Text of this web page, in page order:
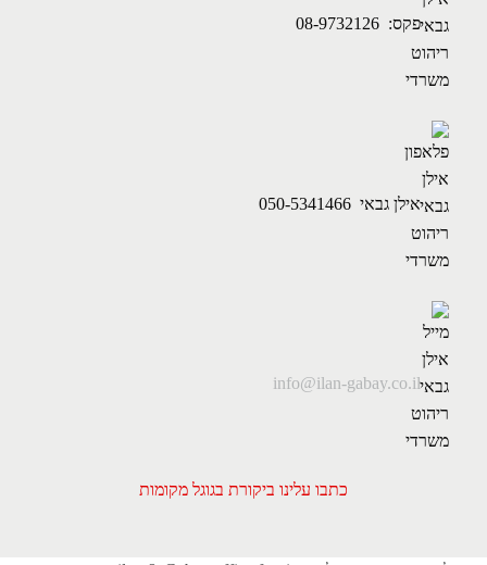
פקס: 08-9732126
אילן גבאי 050-5341466
info@ilan-gabay.co.il
כתבו עלינו ביקורת בגוגל מקומות